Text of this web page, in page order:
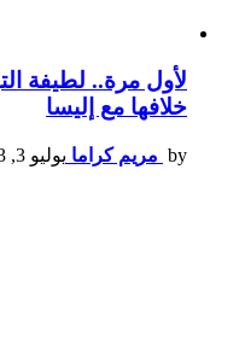
لأول مرة.. لطيفة
خلافها مع إليسا
by مريم كراما يوليو 3, 2023, 5:32 م